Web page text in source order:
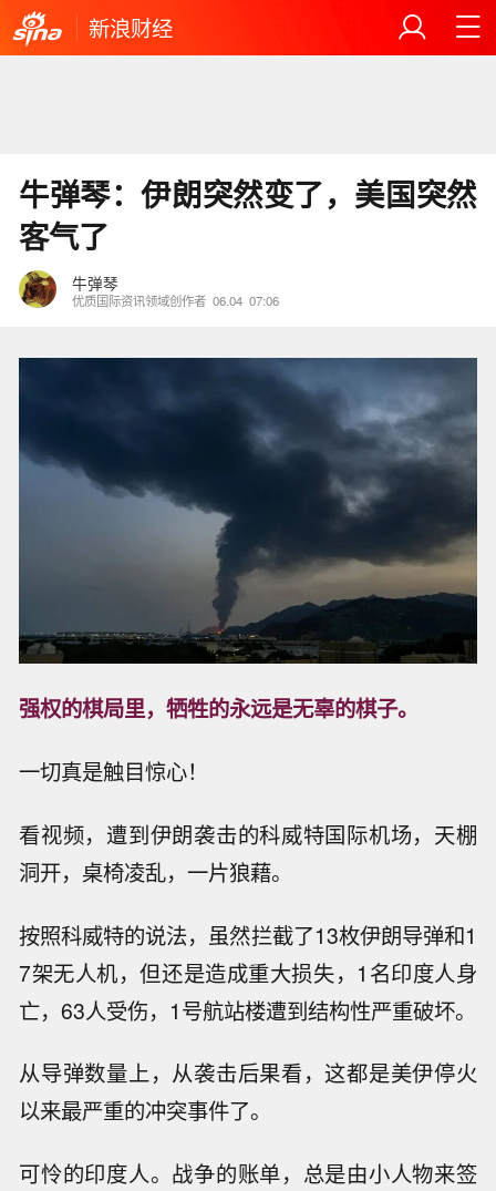
新浪财经
牛弹琴：伊朗突然变了，美国突然
客气了
牛弹琴
优质国际资讯领域创作者 06.04 07:06
强权的棋局里，牺牲的永远是无辜的棋子。
一切真是触目惊心！
看视频，遭到伊朗袭击的科威特国际机场，天棚
洞开，桌椅凌乱，一片狼藉。
按照科威特的说法，虽然拦截了13枚伊朗导弹和1
7架无人机，但还是造成重大损失，1名印度人身
亡，63人受伤，1号航站楼遭到结构性严重破坏。
从导弹数量上，从袭击后果看，这都是美伊停火
以来最严重的冲突事件了。
可怜的印度人。战争的账单，总是由小人物来签